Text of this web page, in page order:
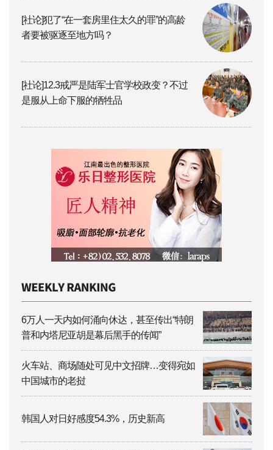
[社论]犯了“在一套房里住太久的罪”的高龄
者要被驱逐至地方吗？
[社论]12.3戒严是陆军士官学校政变？不过
是服从上命下服的牺牲品
6万人一天内如何涌向休达，甚至传出“特朗
普和内塔尼亚胡是幕后黑手的传闻”
火车站、商场随处可见中文招牌…变得宛如
中国城市的老挝
韩国人对日好感度54.3%，历史新高